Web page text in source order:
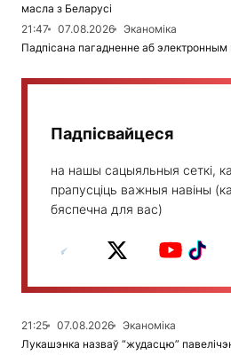
масла з Беларусі
21:47
07.08.2026
Эканоміка
Падпісана пагадненне аб электронным
Падпісвайцеся
на нашы сацыяльныя сеткі,
прапусціць важныя навіны
бяспечна для вас)
21:25 07.08.2026
Эканоміка
Лукашэнка назваў “жудасцю”